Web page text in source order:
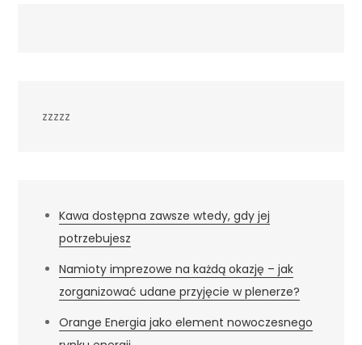
zzzzz
Kawa dostępna zawsze wtedy, gdy jej
potrzebujesz
Namioty imprezowe na każdą okazję – jak
zorganizować udane przyjęcie w plenerze?
Orange Energia jako element nowoczesnego